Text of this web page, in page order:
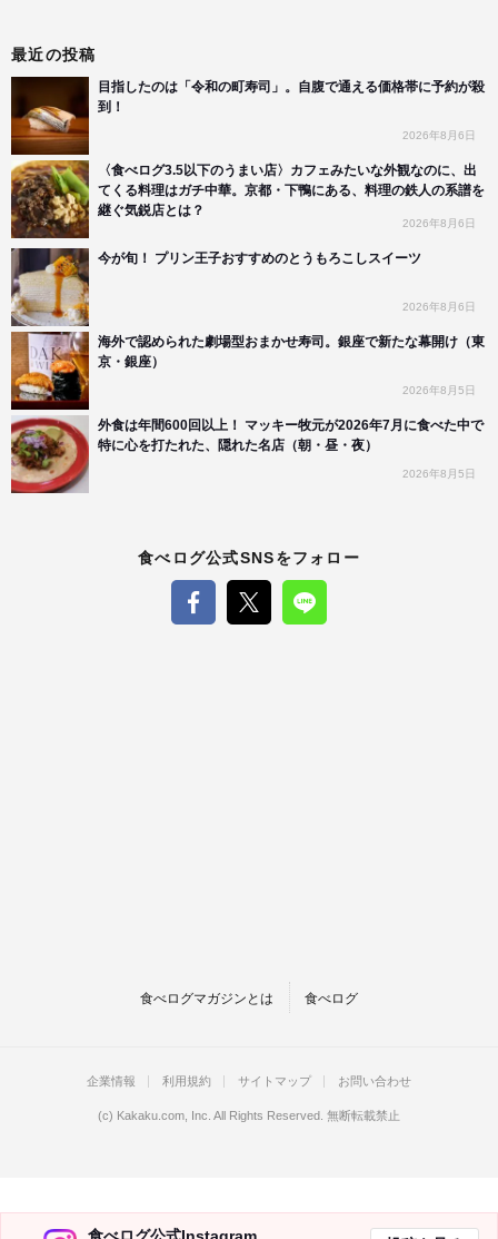
最近の投稿
目指したのは「令和の町寿司」。自腹で通える価格帯に予約が殺
到！
2026年8月6日
〈食べログ3.5以下のうまい店〉カフェみたいな外観なのに、出
てくる料理はガチ中華。京都・下鴨にある、料理の鉄人の系譜を
継ぐ気鋭店とは？
2026年8月6日
今が旬！ プリン王子おすすめのとうもろこしスイーツ
2026年8月6日
海外で認められた劇場型おまかせ寿司。銀座で新たな幕開け（東
京・銀座）
2026年8月5日
外食は年間600回以上！ マッキー牧元が2026年7月に食べた中で
特に心を打たれた、隠れた名店（朝・昼・夜）
2026年8月5日
食べログ公式SNSをフォロー
食べログマガジンとは 食べログ
企業情報 利用規約 サイトマップ お問い合わせ
(c) Kakaku.com, Inc. All Rights Reserved. 無断転載禁止